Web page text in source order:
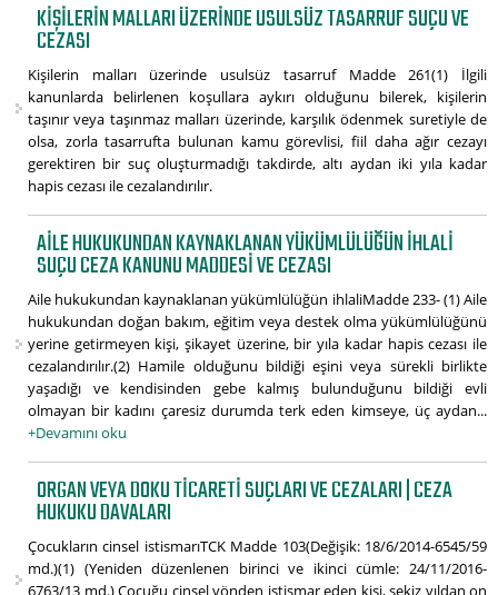
KIŞILERIN MALLARI ÜZERINDE USULSÜZ TASARRUF SUÇU VE
CEZASI
Kişilerin malları üzerinde usulsüz tasarruf Madde 261(1) İlgili
kanunlarda belirlenen koşullara aykırı olduğunu bilerek, kişilerin
taşınır veya taşınmaz malları üzerinde, karşılık ödenmek suretiyle de
olsa, zorla tasarrufta bulunan kamu görevlisi, fiil daha ağır cezayı
gerektiren bir suç oluşturmadığı takdirde, altı aydan iki yıla kadar
hapis cezası ile cezalandırılır.
AILE HUKUKUNDAN KAYNAKLANAN YÜKÜMLÜLÜĞÜN IHLALI
SUÇU CEZA KANUNU MADDESI VE CEZASI
Aile hukukundan kaynaklanan yükümlülüğün ihlaliMadde 233- (1) Aile
hukukundan doğan bakım, eğitim veya destek olma yükümlülüğünü
yerine getirmeyen kişi, şikayet üzerine, bir yıla kadar hapis cezası ile
cezalandırılır.(2) Hamile olduğunu bildiği eşini veya sürekli birlikte
yaşadığı ve kendisinden gebe kalmış bulunduğunu bildiği evli
olmayan bir kadını çaresiz durumda terk eden kimseye, üç aydan...
+Devamını oku
ORGAN VEYA DOKU TICARETI SUÇLARI VE CEZALARI | CEZA
HUKUKU DAVALARI
Çocukların cinsel istismarıTCK Madde 103(Değişik: 18/6/2014-6545/59
md.)(1) (Yeniden düzenlenen birinci ve ikinci cümle: 24/11/2016-
6763/13 md.) Çocuğu cinsel yönden istismar eden kişi, sekiz yıldan on